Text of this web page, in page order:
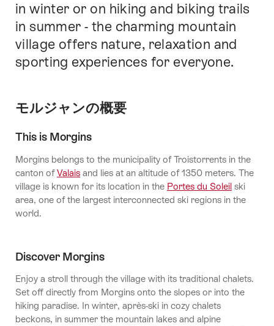
in winter or on hiking and biking trails
in summer - the charming mountain
village offers nature, relaxation and
sporting experiences for everyone.
モルジャンの概要
This is Morgins
Morgins belongs to the municipality of Troistorrents in the
canton ofValais and lies at an altitude of 1350 meters. The
village is known for its location in the Portes du Soleil ski
area, one of the largest interconnected ski regions in the
world.
Discover Morgins
Enjoy a stroll through the village with its traditional chalets.
Set off directly from Morgins onto the slopes or into the
hiking paradise. In winter, après-ski in cozy chalets
beckons, in summer the mountain lakes and alpine